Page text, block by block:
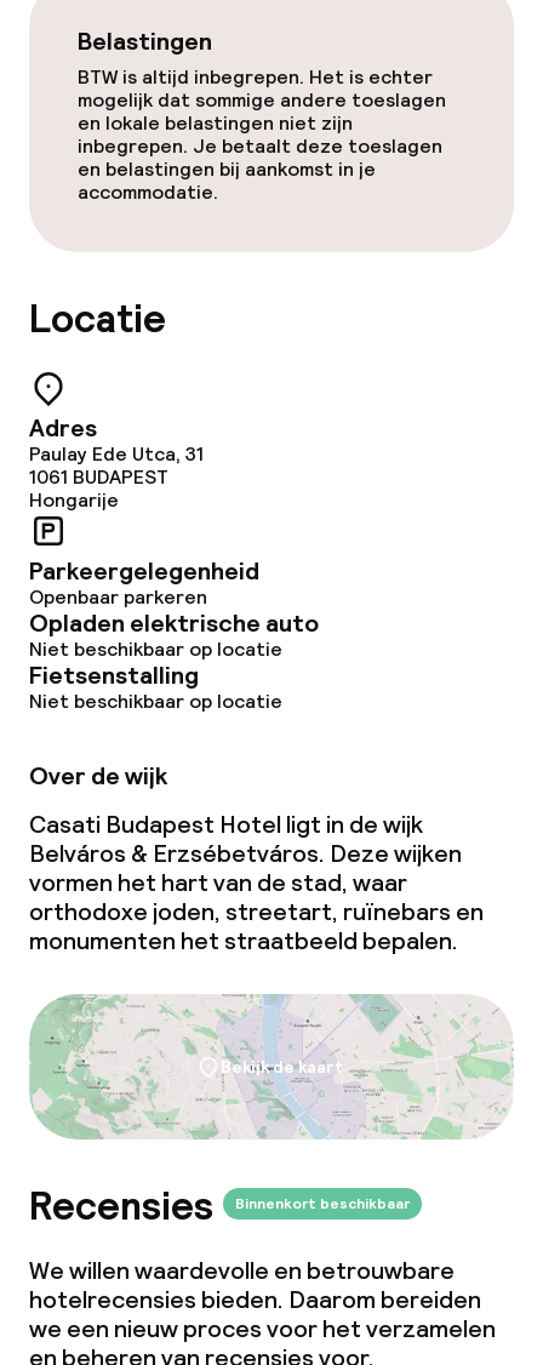
Eet- en drinkdiensten
Ontbijtbuffet
Roomservice
Schoonmaakvoorzieningen
Vergaderruimte
Beleid
Overal rookvrij
Uitsluitend volwassenen
Belastingen
BTW is altijd inbegrepen. Het is echter
mogelijk dat sommige andere toeslagen
en lokale belastingen niet zijn
inbegrepen. Je betaalt deze toeslagen
en belastingen bij aankomst in je
accommodatie.
Locatie
Adres
Paulay Ede Utca, 31
1061 BUDAPEST
Hongarije
Parkeergelegenheid
Openbaar parkeren
Opladen elektrische auto
Niet beschikbaar op locatie
Fietsenstalling
Niet beschikbaar op locatie
Over de wijk
Casati Budapest Hotel ligt in de wijk
Belváros & Erzsébetváros. Deze wijken
vormen het hart van de stad, waar
orthodoxe joden, streetart, ruïnebars en
monumenten het straatbeeld bepalen.
Bekijk de kaart
Recensies Binnenkort beschikbaar
We willen waardevolle en betrouwbare
hotelrecensies bieden. Daarom bereiden
we een nieuw proces voor het verzamelen
en beheren van recensies voor.